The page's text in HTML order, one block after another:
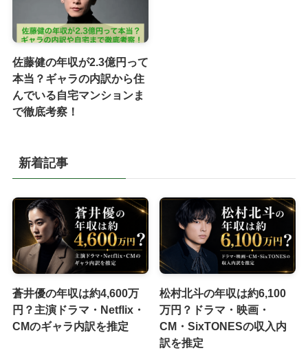
佐藤健の年収が2.3億円って
本当？ギャラの内訳から住
んでいる自宅マンションま
で徹底考察！
新着記事
蒼井優の年収は約4,600万
円？主演ドラマ・Netflix・
CMのギャラ内訳を推定
松村北斗の年収は約6,100
万円？ドラマ・映画・
CM・SixTONESの収入内
訳を推定